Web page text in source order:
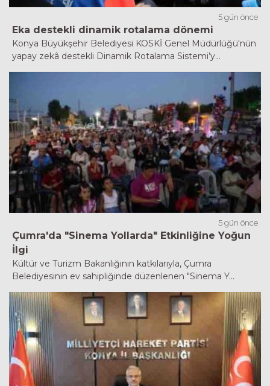
5 gün önce
Eka destekli dinamik rotalama dönemi
Konya Büyükşehir Belediyesi KOSKİ Genel Müdürlüğü'nün
yapay zekâ destekli Dinamik Rotalama Sistemi’y...
5 gün önce
Çumra'da "Sinema Yollarda" Etkinliğine Yoğun
İlgi
Kültür ve Turizm Bakanlığının katkılarıyla, Çumra
Belediyesinin ev sahipliğinde düzenlenen "Sinema Y...